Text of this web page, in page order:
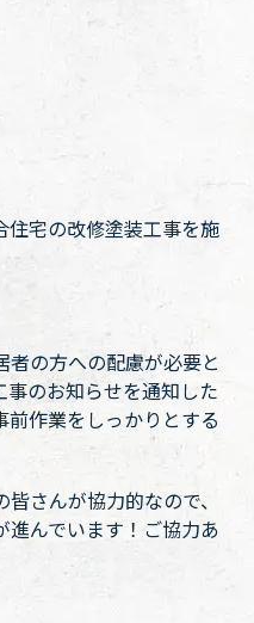
住宅の改修塗装工事を施
の方への配慮が必要と
のお知らせを通知した
前作業をしっかりとする
さんが協力的なので、
んでいます！ご協力あ